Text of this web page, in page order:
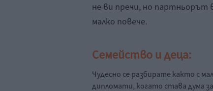
не ви пречи, но партньорът
малко повече.
Семейство и деца:
Чудесно се разбирате както с
дипломати, когато става дума